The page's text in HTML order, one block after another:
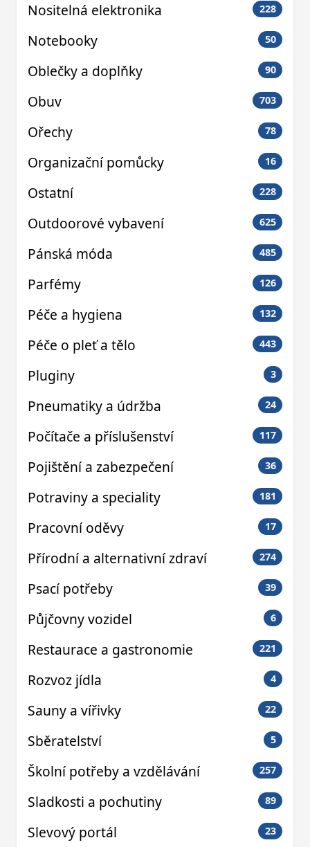
Nositelná elektronika 228
Notebooky 50
Oblečky a doplňky 90
Obuv 703
Ořechy 78
Organizační pomůcky 16
Ostatní 228
Outdoorové vybavení 625
Pánská móda 485
Parfémy 126
Péče a hygiena 132
Péče o pleť a tělo 443
Pluginy 3
Pneumatiky a údržba 24
Počítače a příslušenství 117
Pojištění a zabezpečení 36
Potraviny a speciality 181
Pracovní oděvy 17
Přírodní a alternativní zdraví 274
Psací potřeby 39
Půjčovny vozidel 6
Restaurace a gastronomie 221
Rozvoz jídla 4
Sauny a vířivky 22
Sběratelství 5
Školní potřeby a vzdělávání 257
Sladkosti a pochutiny 89
Slevový portál 23